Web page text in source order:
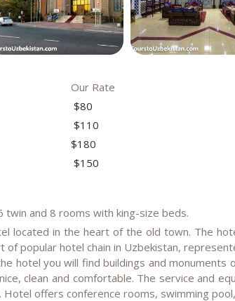
Our Rate
$80
$110
$180
$150
twin and 8 rooms with king-size beds.
located in the heart of the old town. The
popular hotel chain in Uzbekistan,
hotel you will find buildings and monuments
clean and comfortable. The service and
offers conference rooms, swimming